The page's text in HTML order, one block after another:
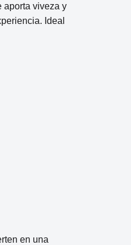
aporta viveza y
Ideal
en una